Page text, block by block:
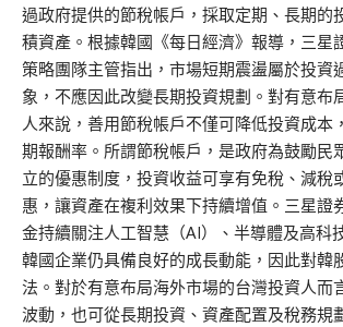
過政府提供的節稅帳戶，採取定期、長期的
積資產。根據韓國《每日經濟》報導，三星
策略團隊主管指出，市場短期震盪屬於投資
象，不應因此改變長期投資規劃。對有意布
人來說，善用節稅帳戶不僅可降低投資成本
期報酬率。所謂節稅帳戶，是政府為鼓勵民
立的優惠制度，投資收益可享有免稅、減稅
惠，讓資產在複利效果下持續增值。三星證
金持續關注人工智慧（AI）、半導體及高科
韓國企業仍具備良好的成長動能，因此對韓
法。對於有意布局海外市場的台灣投資人而
波動，也可從長期投資、資產配置及稅務規